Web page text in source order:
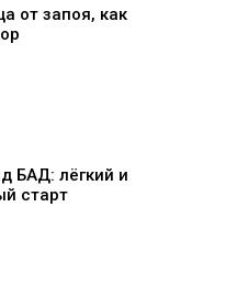
от запоя, как
БАД: лёгкий и
старт